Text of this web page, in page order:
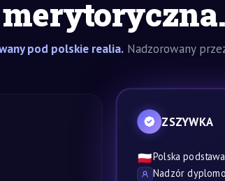
merytoryczna.
pod polskie realia.Nadzorowany
ZSZYWKA
🇵🇱Polska
Nadzór